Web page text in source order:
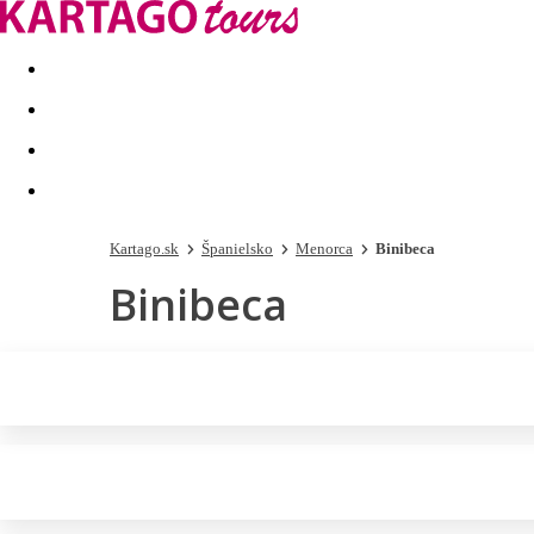
Last minute Dovolenkové kluby
Kartago.sk Španielsko Menorca Binibeca
Binibeca